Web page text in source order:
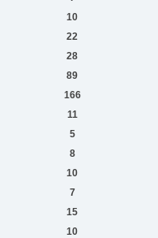
10
22
28
89
166
11
5
8
10
7
15
10